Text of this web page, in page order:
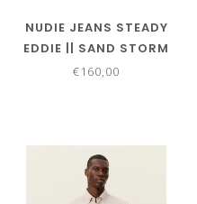
NUDIE JEANS STEADY
EDDIE || SAND STORM
€160,00